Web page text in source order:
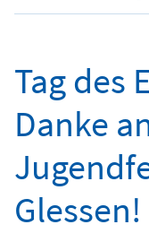
Tag des
Danke
Glessen!